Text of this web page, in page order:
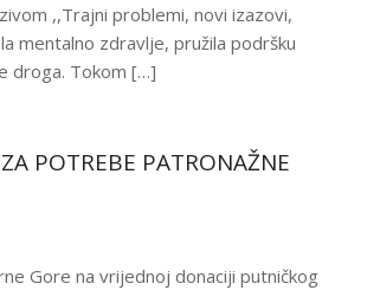
,,Trajni problemi, novi izazovi,
mentalno zdravlje, pružila podršku
droga. Tokom […]
POTREBE PATRONAŽNE
Gore na vrijednoj donaciji putničkog